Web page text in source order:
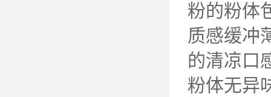
粉的粉体
质感缓冲
的清凉口
粉体无异